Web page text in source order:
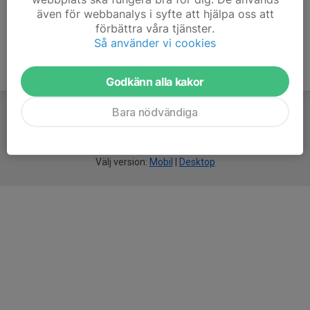
Välj version: Mobil Desktop
även för webbanalys i syfte att hjälpa oss att
förbättra våra tjänster.
Så använder vi cookies
Godkänn alla kakor
Bara nödvändiga